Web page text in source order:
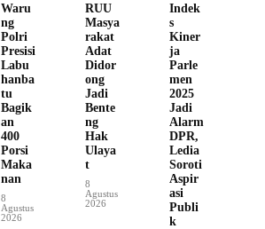
Waru
ng
Polri
Presisi
Labu
hanba
tu
Bagik
an
400
Porsi
Maka
nan
8
Agustus
2026
RUU
Masya
rakat
Adat
Didor
ong
Jadi
Bente
ng
Hak
Ulaya
t
8
Agustus
2026
Indek
s
Kiner
ja
Parle
men
2025
Jadi
Alarm
DPR,
Ledia
Soroti
Aspir
asi
Publi
k